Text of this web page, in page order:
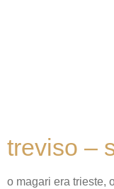
treviso –
o magari era trieste,